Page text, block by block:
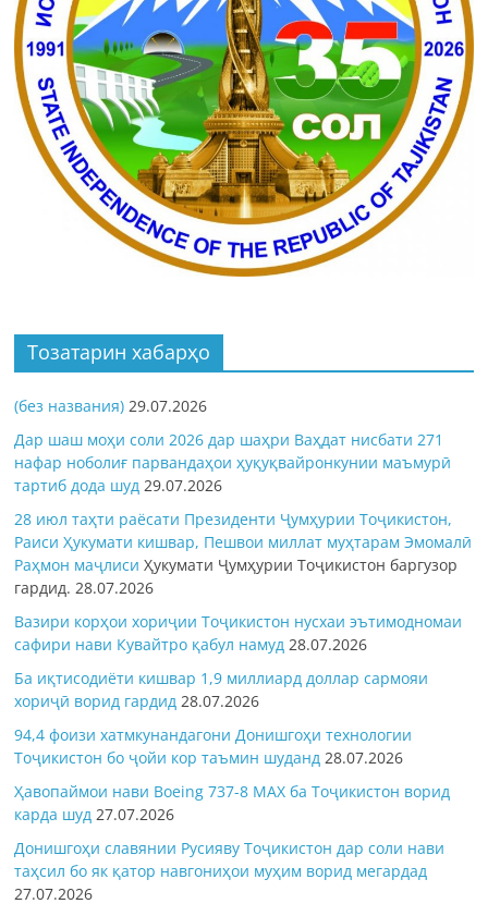
Тозатарин хабарҳо
(без названия) 29.07.2026
Дар шаш моҳи соли 2026 дар шаҳри Ваҳдат нисбати 271
нафар ноболиғ парвандаҳои ҳуқуқвайронкунии маъмурӣ
тартиб дода шуд 29.07.2026
28 июл таҳти раёсати Президенти Ҷумҳурии Тоҷикистон,
Раиси Ҳукумати кишвар, Пешвои миллат муҳтарам Эмомалӣ
Раҳмон маҷлисиҲукумати Ҷумҳурии Тоҷикистон баргузор
гардид.28.07.2026
Вазири корҳои хориҷии Тоҷикистон нусхаи эътимодномаи
сафири нави Кувайтро қабул намуд 28.07.2026
Ба иқтисодиёти кишвар 1,9 миллиард доллар сармояи
хориҷӣ ворид гардид 28.07.2026
94,4 фоизи хатмкунандагони Донишгоҳи технологии
Тоҷикистон бо ҷойи кор таъмин шуданд 28.07.2026
Ҳавопаймои нави Boeing 737-8 MAX ба Тоҷикистон ворид
карда шуд 27.07.2026
Донишгоҳи славянии Русияву Тоҷикистон дар соли нави
таҳсил бо як қатор навгониҳои муҳим ворид мегардад
27.07.2026